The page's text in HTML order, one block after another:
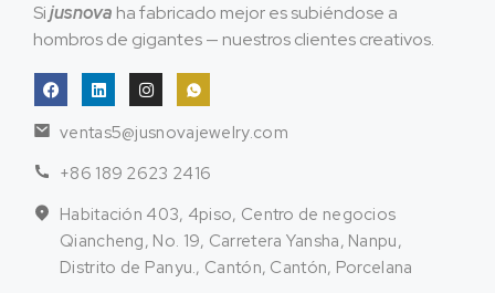
Sijusnova ha fabricado mejor es subiéndose a
hombros de gigantes — nuestros clientes creativos.
ventas5@jusnovajewelry.com
+86 189 2623 2416
Habitación 403, 4piso, Centro de negocios
Qiancheng, No. 19, Carretera Yansha, Nanpu,
Distrito de Panyu., Cantón, Cantón, Porcelana